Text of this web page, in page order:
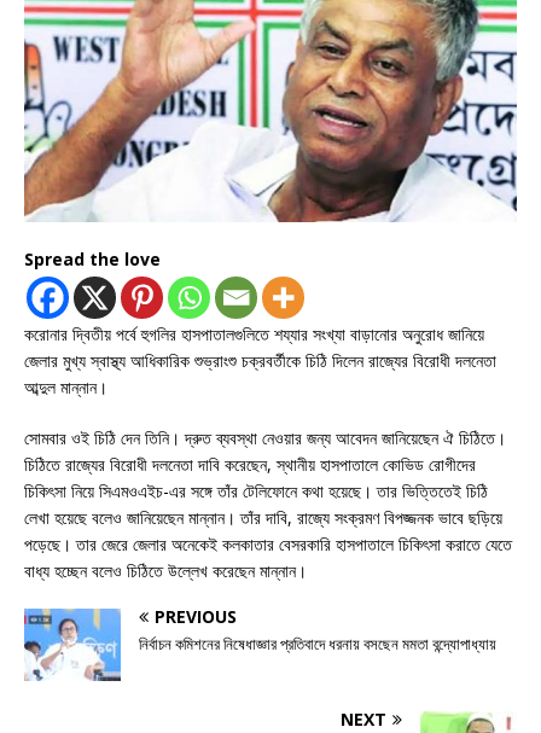
Spread the love
করোনার দ্বিতীয় পর্বে হুগলির হাসপাতালগুলিতে শয্যার সংখ্যা বাড়ানোর অনুরোধ জানিয়ে
জেলার মুখ্য স্বাস্থ্য আধিকারিক শুভ্রাংশু চক্রবর্তীকে চিঠি দিলেন রাজ্যের বিরোধী দলনেতা
আব্দুল মান্নান।
সোমবার ওই চিঠি দেন তিনি। দ্রুত ব্যবস্থা নেওয়ার জন্য আবেদন জানিয়েছেন ঐ চিঠিতে।
চিঠিতে রাজ্যের বিরোধী দলনেতা দাবি করেছেন, স্থানীয় হাসপাতালে কোভিড রোগীদের
চিকিৎসা নিয়ে সিএমওএইচ-এর সঙ্গে তাঁর টেলিফোনে কথা হয়েছে। তার ভিত্তিতেই চিঠি
লেখা হয়েছে বলেও জানিয়েছেন মান্নান। তাঁর দাবি, রাজ্যে সংক্রমণ বিপজ্জনক ভাবে ছড়িয়ে
পড়েছে। তার জেরে জেলার অনেকেই কলকাতার বেসরকারি হাসপাতালে চিকিৎসা করাতে যেতে
বাধ্য হচ্ছেন বলেও চিঠিতে উল্লেখ করেছেন মান্নান।
PREVIOUS
নির্বাচন কমিশনের নিষেধাজ্ঞার প্রতিবাদে ধরনায় বসছেন মমতা বন্দ্যোপাধ্যায়
NEXT